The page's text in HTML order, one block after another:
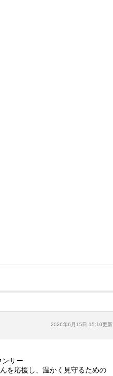
2026年6月15日 15:10更新
サー
を応援し、温かく見守るための